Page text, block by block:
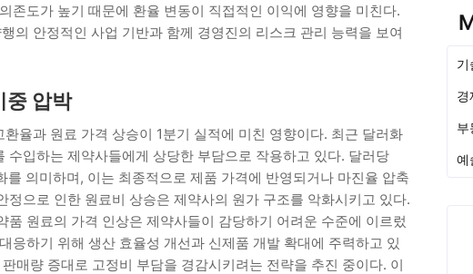
존도가 높기 때문에 환율 변동이 직접적인 이익에 영향을 미친다.
의 안정적인 사업 기반과 함께 경영진의 리스크 관리 능력을 보여
중 압박
율과 원료 가격 상승이 1분기 실적에 미친 영향이다. 최근 달러화
수입하는 제약사들에게 상당한 부담으로 작용하고 있다. 달러당
의미하며, 이는 최종적으로 제품 가격에 반영되거나 마진율 압축
정으로 인한 원료비 상승은 제약사의 원가 구조를 악화시키고 있다.
품 원료의 가격 인상은 제약사들이 감당하기 어려운 수준에 이르렀
응하기 위해 생산 효율성 개선과 신제품 개발 확대에 주력하고 있
매량 증대로 고정비 부담을 경감시키려는 전략을 추진 중이다. 이
기
경
부
예